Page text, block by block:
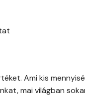
Ami kis
mai világban